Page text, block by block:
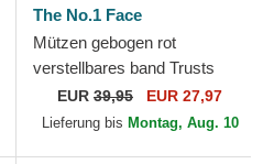
The No.1 Face
Mützen gebogen rot
verstellbares band Trusts
No.1 Distressed Black White
von The No.1 Face
EUR 39,95 EUR 27,97
Lieferung bis Montag, Aug. 10